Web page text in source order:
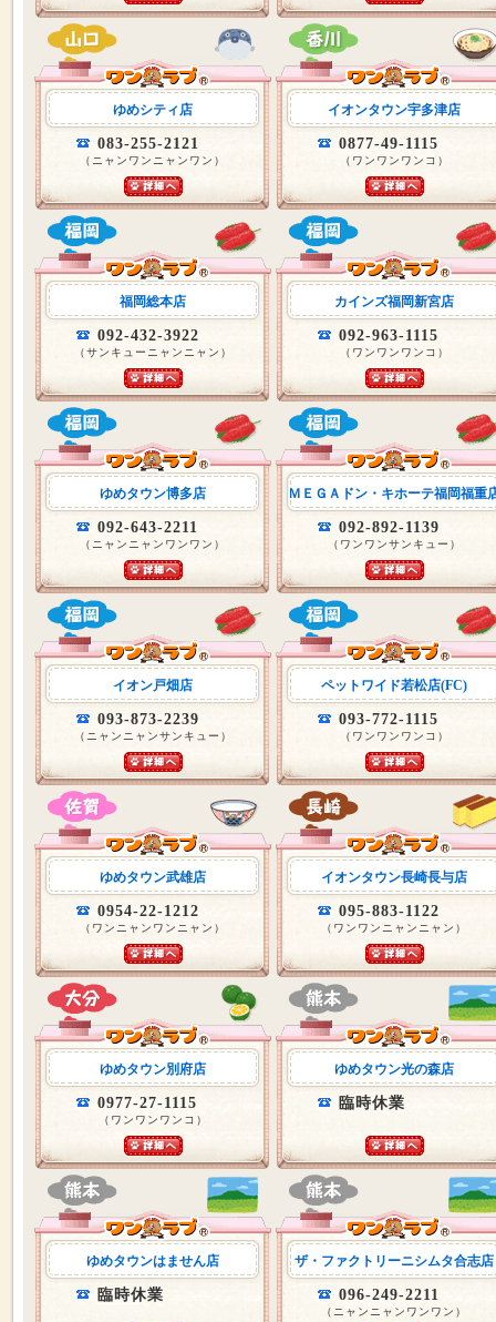
ゆめシティ店
083-255-2121
（ニャンワンニャンワン）
イオンタウン宇多津店
0877-49-1115
（ワンワンワンコ）
福岡総本店
092-432-3922
（サンキューニャンニャン）
カインズ福岡新宮店
092-963-1115
（ワンワンワンコ）
ゆめタウン博多店
092-643-2211
（ニャンニャンワンワン）
ＭＥＧＡドン・キホーテ福岡福重
092-892-1139
（ワンワンサンキュー）
イオン戸畑店
093-873-2239
（ニャンニャンサンキュー）
ペットワイド若松店(FC)
093-772-1115
（ワンワンワンコ）
ゆめタウン武雄店
0954-22-1212
（ワンニャンワンニャン）
イオンタウン長崎長与店
095-883-1122
（ワンワンニャンニャン）
ゆめタウン別府店
0977-27-1115
（ワンワンワンコ）
ゆめタウン光の森店
臨時休業
ゆめタウンはません店
臨時休業
ザ・ファクトリーニシムタ合志店
096-249-2211
（ニャンニャンワンワン）